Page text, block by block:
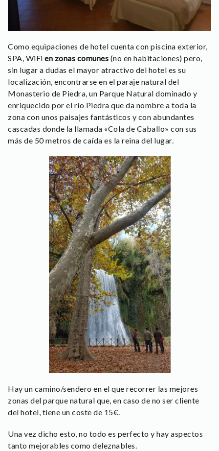
Como equipaciones de hotel cuenta con piscina exterior,
SPA, WiFi en zonas comunes (no en habitaciones) pero,
sin lugar a dudas el mayor atractivo del hotel es su
localización, encontrarse en el paraje natural del
Monasterio de Piedra, un Parque Natural dominado y
enriquecido por el río Piedra que da nombre a toda la
zona con unos paisajes fantásticos y con abundantes
cascadas donde la llamada «Cola de Caballo» con sus
más de 50 metros de caída es la reina del lugar.
Hay un camino/sendero en el que recorrer las mejores
zonas del parque natural que, en caso de no ser cliente
del hotel, tiene un coste de 15€.
Una vez dicho esto, no todo es perfecto y hay aspectos
tanto mejorables como deleznables.